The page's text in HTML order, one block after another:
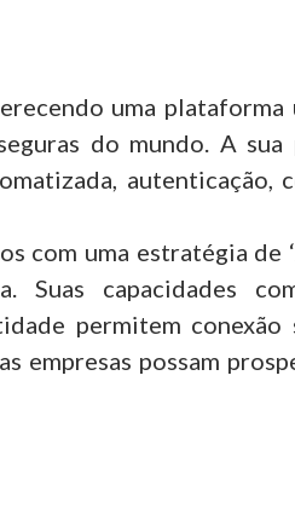
uma plataforma
do mundo. A sua
autenticação,
com uma estratégia de
Suas capacidades
permitem conexão
empresas possam